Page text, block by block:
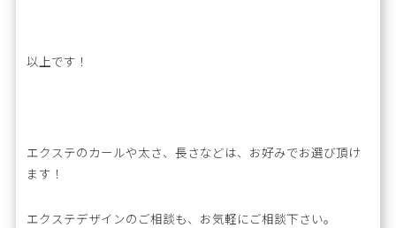
以上です！
エクステのカールや太さ、長さなどは、お好みでお選び頂け
ます！
エクステデザインのご相談も、お気軽にご相談下さい。